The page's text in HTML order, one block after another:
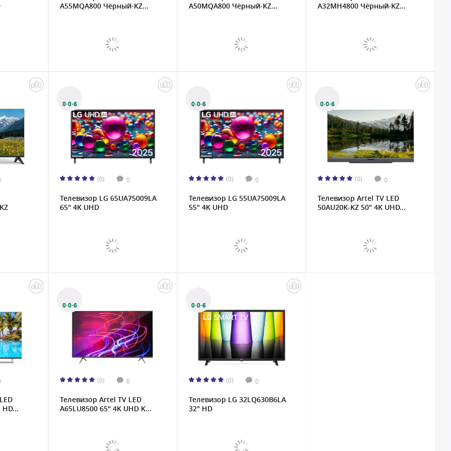
A55MQA800 Чёрный-KZ...
A50MQA800 Чёрный-KZ...
A32MH4800 Чёрный-KZ...
0·0·6
(0) 0
Телевизор LG 65UA75009LA
65" 4K UHD
0·0·6
(0) 0
Телевизор LG 55UA75009LA
55" 4K UHD
0·0·6
(0) 0
Телевизор Artel TV LED
50AU20K-KZ 50" 4K UHD...
0·0·6
(0) 0
Телевизор Artel TV LED
A65LU8500 65" 4K UHD K...
0·0·6
(0) 0
Телевизор LG 32LQ630B6LA
32" HD